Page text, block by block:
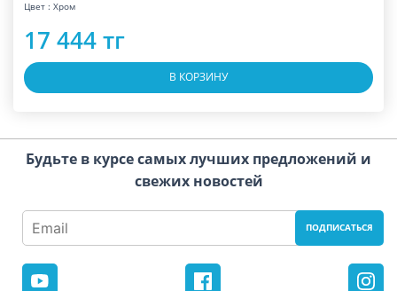
Цвет : Хром
17 444 тг
В КОРЗИНУ
Будьте в курсе самых лучших предложений и
свежих новостей